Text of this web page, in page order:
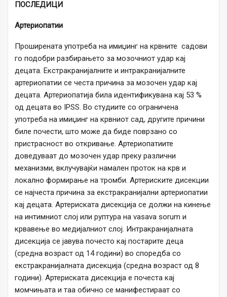
ПОСЛЕДИЦИ
Артериопатии
Проширената употреба на имиџинг на крвните садови
го подобри разбирањето за мозочниот удар кај
децата. Екстракранијалните и интракранијалните
артериопатии се честа причина за мозочен удар кај
децата. Артериопатија била идентификувана кај 53 %
од децата во IPSS. Во студиите со ограничена
употреба на имиџинг на крвниот сад, другите причини
биле почести, што може да биде поврзано со
пристрасност во откривање. Артериопатиите
доведуваат до мозочен удар преку различни
механизми, вклучувајќи намален проток на крв и
локално формирање на тромби. Артериските дисекции
се најчеста причина за екстракранијални артериопатии
кај децата. Артериската дисекција се должи на кинење
на интимниот слој или руптура на vasava sorum и
крвавење во медијалниот слој. Интракранијалната
дисекција се јавува почесто кај постарите деца
(средна возраст од 14 години) во споредба со
екстракранијалната дисекција (средна возраст од 8
години). Артериската дисекција е почеста кај
момчињата и таа обично се манифестираат со